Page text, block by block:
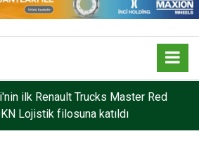
ilk Renault Trucks Master Red
Lojistik filosuna katıldı